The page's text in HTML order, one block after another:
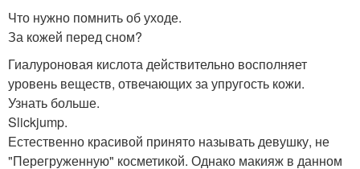
Что нужно помнить об уходе.
За кожей перед сном?
Гиалуроновая кислота действительно восполняет
уровень веществ, отвечающих за упругость кожи.
Узнать больше.
Slickjump.
Естественно красивой принято называть девушку, не
"Перегруженную" косметикой. Однако макияж в данном